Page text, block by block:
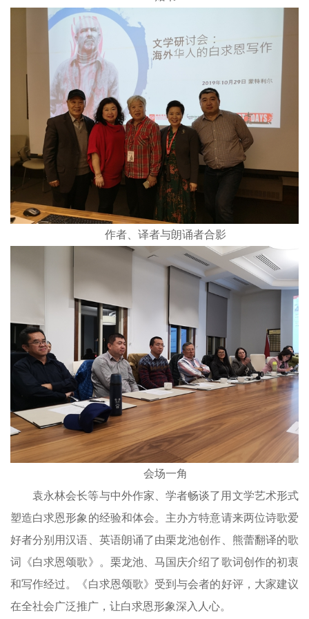
作者、译者与朗诵者合影
会场一角
袁永林会长等与中外作家、学者畅谈了用文学艺术形式
塑造白求恩形象的经验和体会。主办方特意请来两位诗歌爱
好者分别用汉语、英语朗诵了由栗龙池创作、熊蕾翻译的歌
词《白求恩颂歌》。栗龙池、马国庆介绍了歌词创作的初衷
和写作经过。《白求恩颂歌》受到与会者的好评，大家建议
在全社会广泛推广，让白求恩形象深入人心。